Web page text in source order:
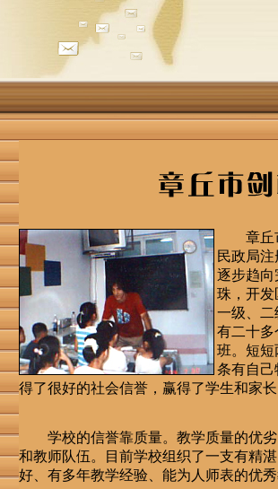
章丘
民政局
逐步趋向
珠，开发
一级、
有二十多
班。短短
条有自己
得了很好的社会信誉，赢得了学生和家
学校的信誉靠质量。教学质量的优劣
和教师队伍。目前学校组织了一支有精
好、有多年教学经验、能为人师表的优